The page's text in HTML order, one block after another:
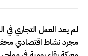
لم يعد العمل التجاري في
مجرد نشاط اقتصادي